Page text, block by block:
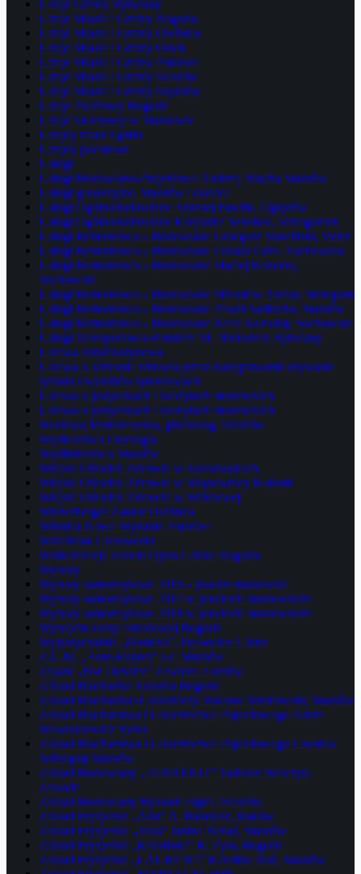
Urząd Gminy Rytwiany
Urząd Miasta i Gminy Bogoria
Urząd Miasta i Gminy Oleśnica
Urząd Miasta i Gminy Osiek
Urząd Miasta i Gminy Połaniec
Urząd Miasta i Gminy Staszów
Urząd Miasta i Gminy Szydłów
Urząd Pocztowy Bogoria
Urząd Skarbowy w Staszowie
Urzędy miast i gmin
Urzędy pocztowe
Usługi
Usługi Budowlano-Projektowe Andrzej Bracha Staszów
Usługi geodezyjne, Staszów i okolice
Usługi Ogólnobudowlane Andrzej Pawlik, Oględów
Usługi Ogólnobudowlane Krzysztof Seremak, Strzegomek
Usługi Remontowo – Budowlane Grzegorz Sławiński, Sielec
Usługi Remontowo – Budowlane Łukasz Góra, Suchowola
Usługi Remontowo – Budowlane Maciej Kozoduj,
Suchowola
Usługi Remontowo – Budowlane Mirosław Anciar, Strzegom
Usługi Remontowo – Budowlane Paweł Sadłocha, Staszów
Usługi Remontowo – Budowlane Rafał Kozoduj, Suchowola
Usługi Transportowo-Rolnicze M. Niekurzak Rytwiany
Ustawa antynikotynowa
Ustawa o ochronie zdrowia przed następstwami używania
tytoniu i wyrobów tytoniowych
Ustawa o pożyczkach i kredytach studenckich
Ustawa o pożyczkach i kredytach studenckich
Wacława Matuszewska, ginekolog, Staszów
Wędkarstwo i zoologia
Wędliniarstwo Staszów
Wiejski Ośrodek Zdrowia w Kurozwękach
Wiejski Ośrodek Zdrowia w Wiązownicy Kolonii
Wiejski Ośrodek Zdrowia w Wiśniowej
Wienerberger Zakład Oleśnica
Winnica Nowe Wydanie Połaniec
Wrześniak Glassworks
Wulkanizacja Serwis Opon Górski Bogoria
Wybory
Wybory samorządowe 2010 – powiat staszowski
Wybory samorządowe 2014 w powiecie staszowskim
Wybory samorządowe 2018 w powiecie staszowskim
Wynajem sceny estradowej Bogoria
Wypożyczalnia „Domeks”, Pęcławice Górne
Z.U.M. „Auto-Expres” s.c. Staszów
Zajazd „Pod Dębami” Zawidza Łoniów
Zakład Blacharski Kolonia Bogoria
Zakład Blacharsko-Lakierniczy Wacław Wiatrowski, Staszów
Zakład Blacharstwa i Lakiernictwa Pojazdowego Adam
Wawrzkiewicz Sielec
Zakład Blacharstwa i Lakiernictwa Pojazdowego Czesław
Sobiegraj Staszów
Zakład Budowlany „AUSTENIT” Tadeusz Walczyk,
Zawada
Zakład Budowlany Ryszard Figiel, Staszów
Zakład Fryzjerski „Ann” A. Barabasz, Raków
Zakład Fryzjerski „Jasia” Janina Banaś, Staszów
Zakład Fryzjerski „Karolinka” R. Żyła, Bogoria
Zakład Fryzjerski „LAURENT” Karolina Boś, Staszów